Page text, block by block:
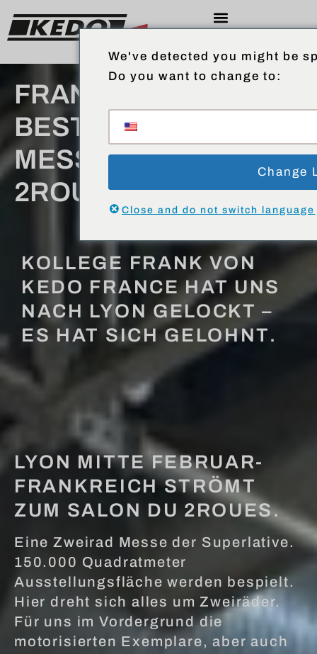
FRANKREICHS
BESTE ZWEIRAD-
MESSE: SALON DU
2ROUES LYON
KOLLEGE FRANK VON
KEDO FRANCE HAT UNS
NACH LYON GELOCKT –
ES HAT SICH GELOHNT.
LYON MITTE FEBRUAR-
FRANKREICH STRÖMT
ZUM SALON DU 2ROUES.
Eine Zweirad Messe der Superlative.
150.000 Quadratmeter
Ausstellungsfläche werden bespielt.
Hier dreht sich alles um Zweiräder.
Für uns im Vordergrund die
motorisierten Exemplare, aber auch
We've detected you might be
Do you want to change to:
Change
Close and do not switch language